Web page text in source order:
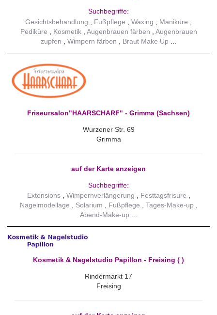
Suchbegriffe:
Gesichtsbehandlung
Fußpflege Waxing
Maniküre
Pediküre
Kosmetik Augenbrauen färben
Augenbrauen
zupfen
Wimpern färben Braut Make Up
Friseursalon"HAARSCHARF" - Grimma (Sachsen)
Wurzener Str. 69
Grimma
auf der Karte anzeigen
Suchbegriffe:
Extensions
Wimpernverlängerung
Festtagsfrisure
Nagelmodellage
Solarium Fußpflege
Tages-Make-up
Abend-Make-up
Kosmetik & Nagelstudio Papillon - Freising ( )
Rindermarkt 17
Freising